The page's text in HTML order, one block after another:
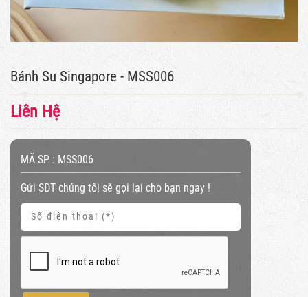
Bánh Su Singapore - MSS006
Liên Hệ
MÃ SP : MSS006
Gửi SĐT chúng tôi sẽ gọi lại cho bạn ngay !